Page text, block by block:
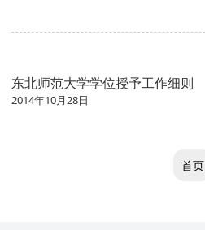
东北师范大学学位授予工作细则
2014年10月28日
首页